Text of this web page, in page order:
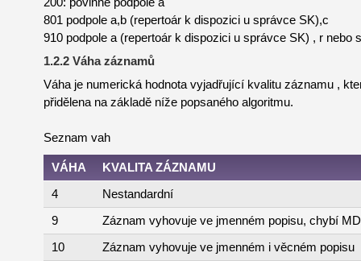
801 podpole a,b (repertoár k dispozici u správce SK),c
910 podpole a (repertoár k dispozici u správce SK) , r nebo
1.2.2 Váha záznamů
Váha je numerická hodnota vyjadřující kvalitu záznamu ,
přidělena na základě níže popsaného algoritmu.
Seznam vah
VÁHA
KVALITA ZÁZNAMU
4
Nestandardní
9
Záznam vyhovuje ve jmenném popisu, chybí
10
Záznam vyhovuje ve jmenném i věcném popisu